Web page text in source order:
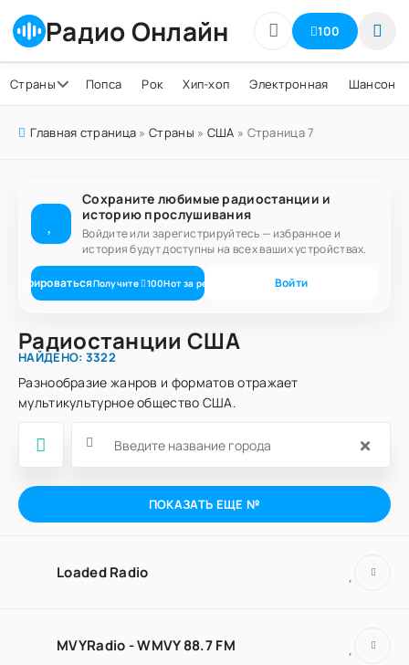
Радио Онлайн 100
Страны Попса Рок Хип-хоп Электронная Шансон
Главная страница »Страны » США » Страница 7
Сохраните любимые радиостанции и
историю прослушивания
Войдите или зарегистрируйтесь — избранное и
история будут доступны на всех ваших устройствах.
Получите 100Нот за регистрацию Войти
Радиостанции США
НАЙДЕНО: 3322
Разнообразие жанров и форматов отражает
мультикультурное общество США.
×
ПОКАЗАТЬ ЕЩЕ №
Loaded Radio
MVYRadio - WMVY 88.7 FM